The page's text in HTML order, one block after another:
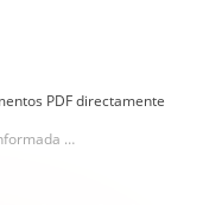
PDF directamente
Declaración de Trabajo de Marca de Agua Conformada Gratis